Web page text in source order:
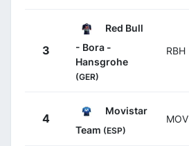
3
Red Bull
- Bora -
Hansgrohe
(GER)
RBH
4
Movistar
Team (ESP)
MOV